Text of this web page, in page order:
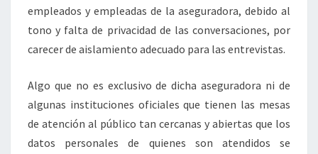
empleados y empleadas de la aseguradora, debido al
tono y falta de privacidad de las conversaciones, por
carecer de aislamiento adecuado para las entrevistas.
Algo que no es exclusivo de dicha aseguradora ni de
algunas instituciones oficiales que tienen las mesas
de atención al público tan cercanas y abiertas que los
datos personales de quienes son atendidos se